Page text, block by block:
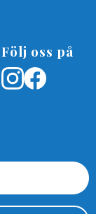
Följ oss på